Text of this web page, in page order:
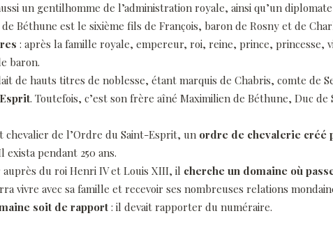
un gentilhomme de l’administration royale, ainsi qu’un
Béthune est le sixième fils de François, baron de Rosny et de
: après la famille royale, empereur, roi, reine, prince,
baron.
de hauts titres de noblesse, étant marquis de Chabris, comte de
. Toutefois, c’est son frère aîné Maximilien de Béthune, Duc
de l’Ordre du Saint-Esprit, un ordre de chevalerie créé
pendant 250 ans.
du roi Henri IV et Louis XIII, il cherche un domaine où
vivre avec sa famille et recevoir ses nombreuses relations
soit de rapport : il devait rapporter du numéraire.